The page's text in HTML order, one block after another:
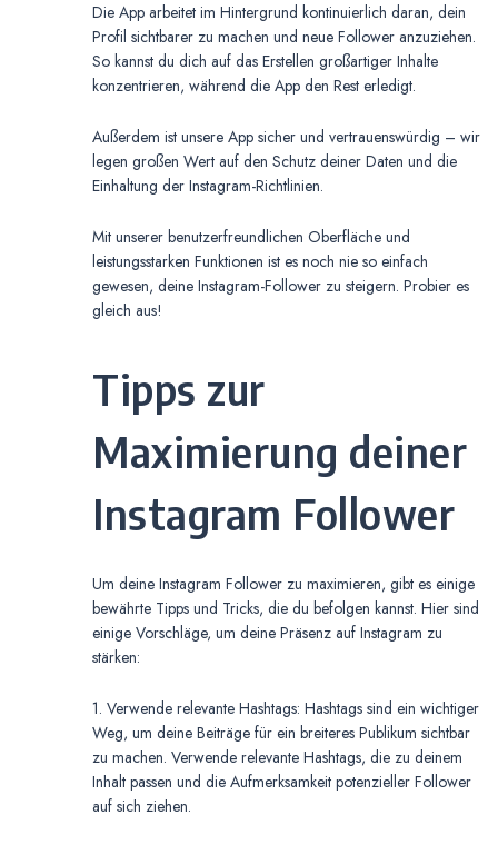
Die App arbeitet im Hintergrund kontinuierlich daran, dein
Profil sichtbarer zu machen und neue Follower anzuziehen.
So kannst du dich auf das Erstellen großartiger Inhalte
konzentrieren, während die App den Rest erledigt.
Außerdem ist unsere App sicher und vertrauenswürdig – wir
legen großen Wert auf den Schutz deiner Daten und die
Einhaltung der Instagram-Richtlinien.
Mit unserer benutzerfreundlichen Oberfläche und
leistungsstarken Funktionen ist es noch nie so einfach
gewesen, deine Instagram-Follower zu steigern. Probier es
gleich aus!
Tipps zur
Maximierung deiner
Instagram Follower
Um deine Instagram Follower zu maximieren, gibt es einige
bewährte Tipps und Tricks, die du befolgen kannst. Hier sind
einige Vorschläge, um deine Präsenz auf Instagram zu
stärken:
1. Verwende relevante Hashtags: Hashtags sind ein wichtiger
Weg, um deine Beiträge für ein breiteres Publikum sichtbar
zu machen. Verwende relevante Hashtags, die zu deinem
Inhalt passen und die Aufmerksamkeit potenzieller Follower
auf sich ziehen.